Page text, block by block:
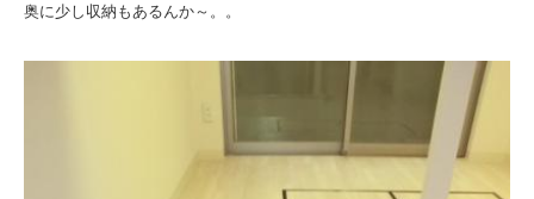
奥に少し収納もあるんか～。。